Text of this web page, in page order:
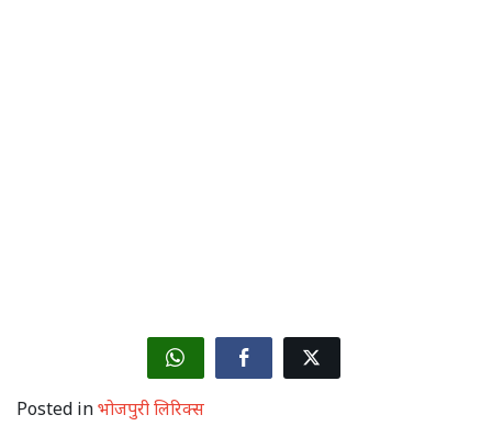
Posted inभोजपुरी लिरिक्स